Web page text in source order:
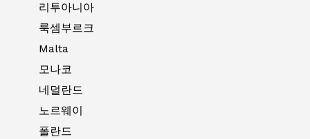
리투아니아
룩셈부르크
Malta
모나코
네덜란드
노르웨이
폴란드